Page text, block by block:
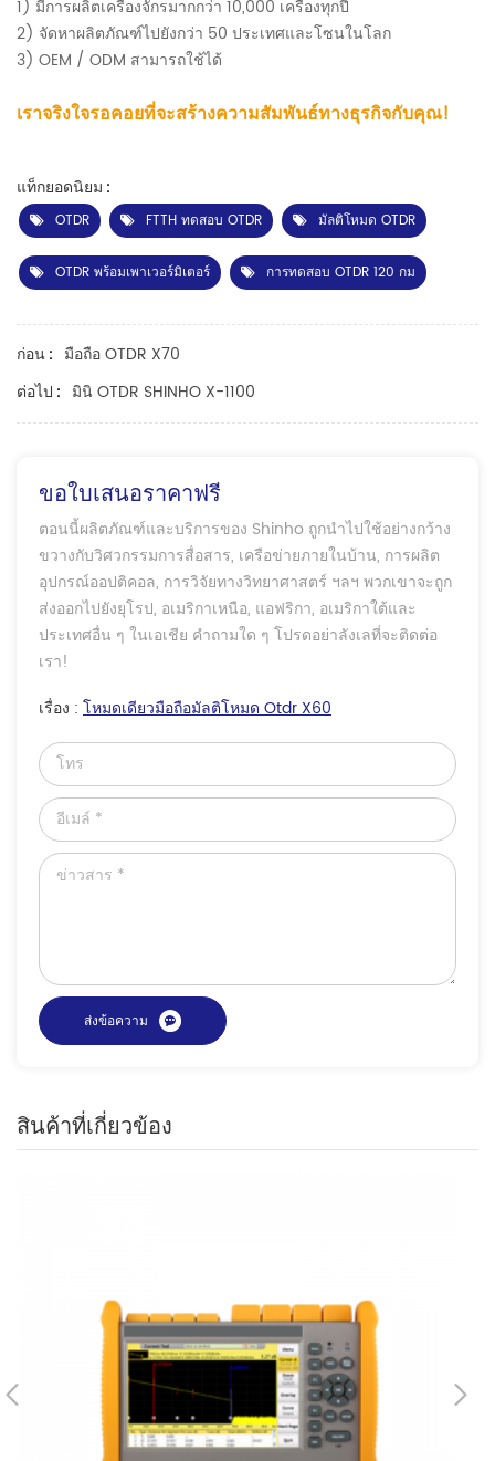
1) มีการผลิตเครื่องจักรมากกว่า 10,000 เครื่องทุกปี
2) จัดหาผลิตภัณฑ์ไปยังกว่า 50 ประเทศและโซนในโลก
3) OEM / ODM สามารถใช้ได้
เราจริงใจรอคอยที่จะสร้างความสัมพันธ์ทางธุรกิจกับคุณ!
แท็กยอดนิยม :
OTDR
FTTH ทดสอบ OTDR มัลติโหมด OTDR
OTDR พร้อมเพาเวอร์มิเตอร์ การทดสอบ OTDR 120 กม
ก่อน : มือถือ OTDR X70
ต่อไป : มินิ OTDR SHINHO X-1100
ขอใบเสนอราคาฟรี
ตอนนี้ผลิตภัณฑ์และบริการของ Shinho ถูกนำไปใช้อย่างกว้าง
ขวางกับวิศวกรรมการสื่อสาร, เครือข่ายภายในบ้าน, การผลิต
อุปกรณ์ออปติคอล, การวิจัยทางวิทยาศาสตร์ ฯลฯ พวกเขาจะถูก
ส่งออกไปยังยุโรป, อเมริกาเหนือ, แอฟริกา, อเมริกาใต้และ
ประเทศอื่น ๆ ในเอเชีย คำถามใด ๆ โปรดอย่าลังเลที่จะติดต่อ
เรา!
เรื่อง : โหมดเดียวมือถือมัลติโหมด Otdr X60
สินค้าที่เกี่ยวข้อง